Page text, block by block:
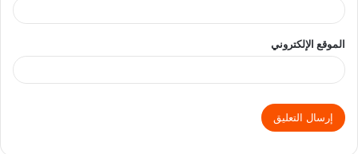
الموقع الإلكتروني